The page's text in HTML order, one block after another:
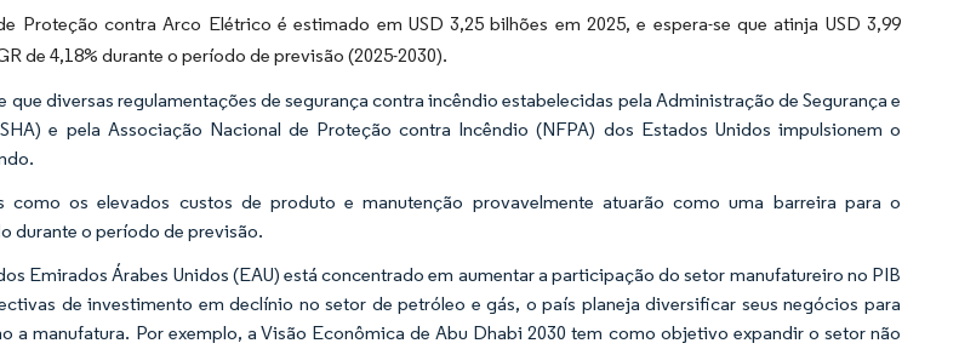
Proteção contra Arco Elétrico é estimado em USD 3,25 bilhões em 2025, e espera-se que atinja USD 3,99
de 4,18% durante o período de previsão (2025-2030).
que diversas regulamentações de segurança contra incêndio estabelecidas pela Administração de Segurança e
e pela Associação Nacional de Proteção contra Incêndio (NFPA) dos Estados Unidos impulsionem o
como os elevados custos de produto e manutenção provavelmente atuarão como uma barreira para o
durante o período de previsão.
Emirados Árabes Unidos (EAU) está concentrado em aumentar a participação do setor manufatureiro no PIB
de investimento em declínio no setor de petróleo e gás, o país planeja diversificar seus negócios para
a manufatura. Por exemplo, a Visão Econômica de Abu Dhabi 2030 tem como objetivo expandir o setor não